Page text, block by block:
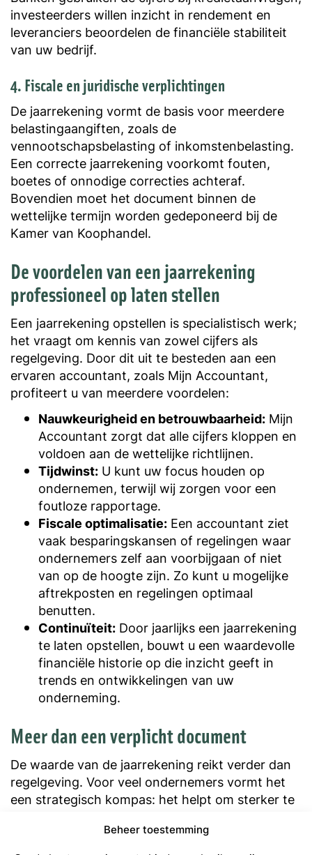
Beheer toestemming
investeerders willen inzicht in rendement en
leveranciers beoordelen de financiële stabiliteit
van uw bedrijf.
4. Fiscale en juridische verplichtingen
De jaarrekening vormt de basis voor meerdere
belastingaangiften, zoals de
vennootschapsbelasting of inkomstenbelasting.
Een correcte jaarrekening voorkomt fouten,
boetes of onnodige correcties achteraf.
Bovendien moet het document binnen de
wettelijke termijn worden gedeponeerd bij de
Kamer van Koophandel.
De voordelen van een jaarrekening
professioneel op laten stellen
Een jaarrekening opstellen is specialistisch werk;
het vraagt om kennis van zowel cijfers als
regelgeving. Door dit uit te besteden aan een
ervaren accountant, zoals Mijn Accountant,
profiteert u van meerdere voordelen:
Nauwkeurigheid en betrouwbaarheid: Mijn
Accountant zorgt dat alle cijfers kloppen en
voldoen aan de wettelijke richtlijnen.
Tijdwinst: U kunt uw focus houden op
ondernemen, terwijl wij zorgen voor een
foutloze rapportage.
Fiscale optimalisatie: Een accountant ziet
vaak besparingskansen of regelingen waar
ondernemers zelf aan voorbijgaan of niet
van op de hoogte zijn. Zo kunt u mogelijke
aftrekposten en regelingen optimaal
benutten.
Continuïteit: Door jaarlijks een jaarrekening
te laten opstellen, bouwt u een waardevolle
financiële historie op die inzicht geeft in
trends en ontwikkelingen van uw
onderneming.
Meer dan een verplicht document
De waarde van de jaarrekening reikt verder dan
regelgeving. Voor veel ondernemers vormt het
een strategisch kompas: het helpt om sterker te
jaarrekening goed leest, ziet kansen om zijn
bedrijf toekomstbestendig te maken.